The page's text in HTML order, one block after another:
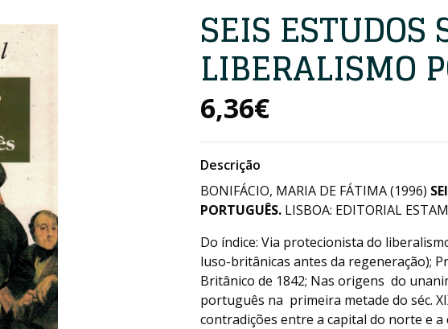
SEIS ESTUDOS
LIBERALISMO
6,36€
Descrição
BONIFÁCIO, MARIA DE FÁTIMA (1996)
PORTUGUÊS. LISBOA: EDITORIAL
Do índice: Via protecionista do
luso-britânicas antes da regeneração);
Britânico de 1842; Nas origens do
português na primeira metade do séc.
contradições entre a capital do norte e a